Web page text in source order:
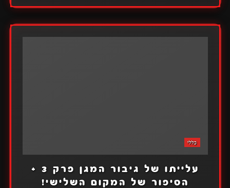
כללי
עלייתו של גיבור המגן פרק 3 +
הסיפור של המקום השלישי!